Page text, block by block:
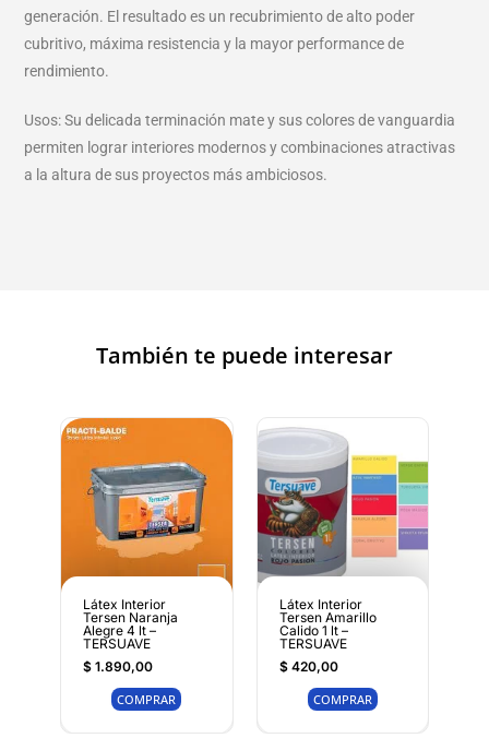
generación. El resultado es un recubrimiento de alto poder
cubritivo, máxima resistencia y la mayor performance de
rendimiento.
Usos: Su delicada terminación mate y sus colores de vanguardia
permiten lograr interiores modernos y combinaciones atractivas
a la altura de sus proyectos más ambiciosos.
También te puede interesar
Látex Interior
Tersen Naranja
Alegre 4 lt –
TERSUAVE
$1.890,00
COMPRAR
Látex Interior
Tersen Amarillo
Calido 1 lt –
TERSUAVE
$420,00
COMPRAR